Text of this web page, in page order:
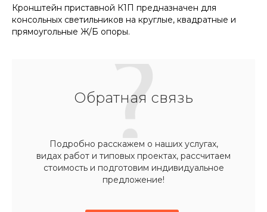
Кронштейн приставной К1П предназначен для
консольных светильников на круглые, квадратные и
прямоугольные Ж/Б опоры.
Обратная связь
Подробно расскажем о наших услугах,
видах работ и типовых проектах, рассчитаем
стоимость и подготовим индивидуальное
предложение!